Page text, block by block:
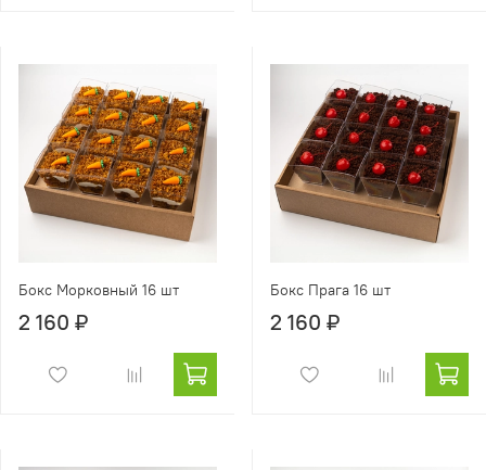
Бокс Морковный 16 шт
2 160 ₽
Бокс Прага 16 шт
2 160 ₽